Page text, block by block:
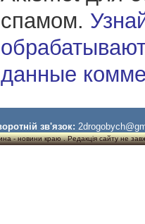
спамом.
данные
зв'язок:
- новини краю . Редакція сайту не